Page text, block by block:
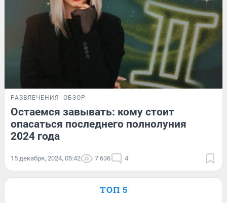
РАЗВЛЕЧЕНИЯ ОБЗОР
Остаемся завывать: кому стоит
опасаться последнего полнолуния
2024 года
15 декабря, 2024, 05:42 7 636 4
ТОП 5